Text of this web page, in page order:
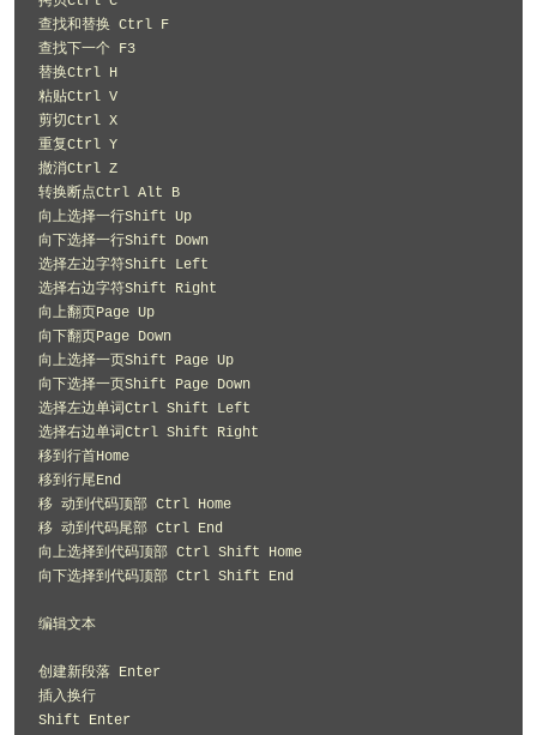
查找和替换 Ctrl F
查找下一个 F3
替换Ctrl H
粘贴Ctrl V
剪切Ctrl X
重复Ctrl Y
撤消Ctrl Z
转换断点Ctrl Alt B
向上选择一行Shift Up
向下选择一行Shift Down
选择左边字符Shift Left
选择右边字符Shift Right
向上翻页Page Up
向下翻页Page Down
向上选择一页Shift Page Up
向下选择一页Shift Page Down
选择左边单词Ctrl Shift Left
选择右边单词Ctrl Shift Right
移到行首Home
移到行尾End
移 动到代码顶部 Ctrl Home
移 动到代码尾部 Ctrl End
向上选择到代码顶部 Ctrl Shift Home
向下选择到代码顶部 Ctrl Shift End
编辑文本
创建新段落 Enter
插入换行
Shift Enter